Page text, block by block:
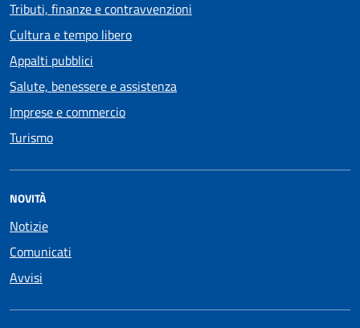
Tributi, finanze e contravvenzioni
Cultura e tempo libero
Appalti pubblici
Salute, benessere e assistenza
Imprese e commercio
Turismo
NOVITÀ
Notizie
Comunicati
Avvisi